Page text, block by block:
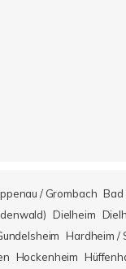
/ Grombach Bad
Dielheim
Hardheim /
Hockenheim